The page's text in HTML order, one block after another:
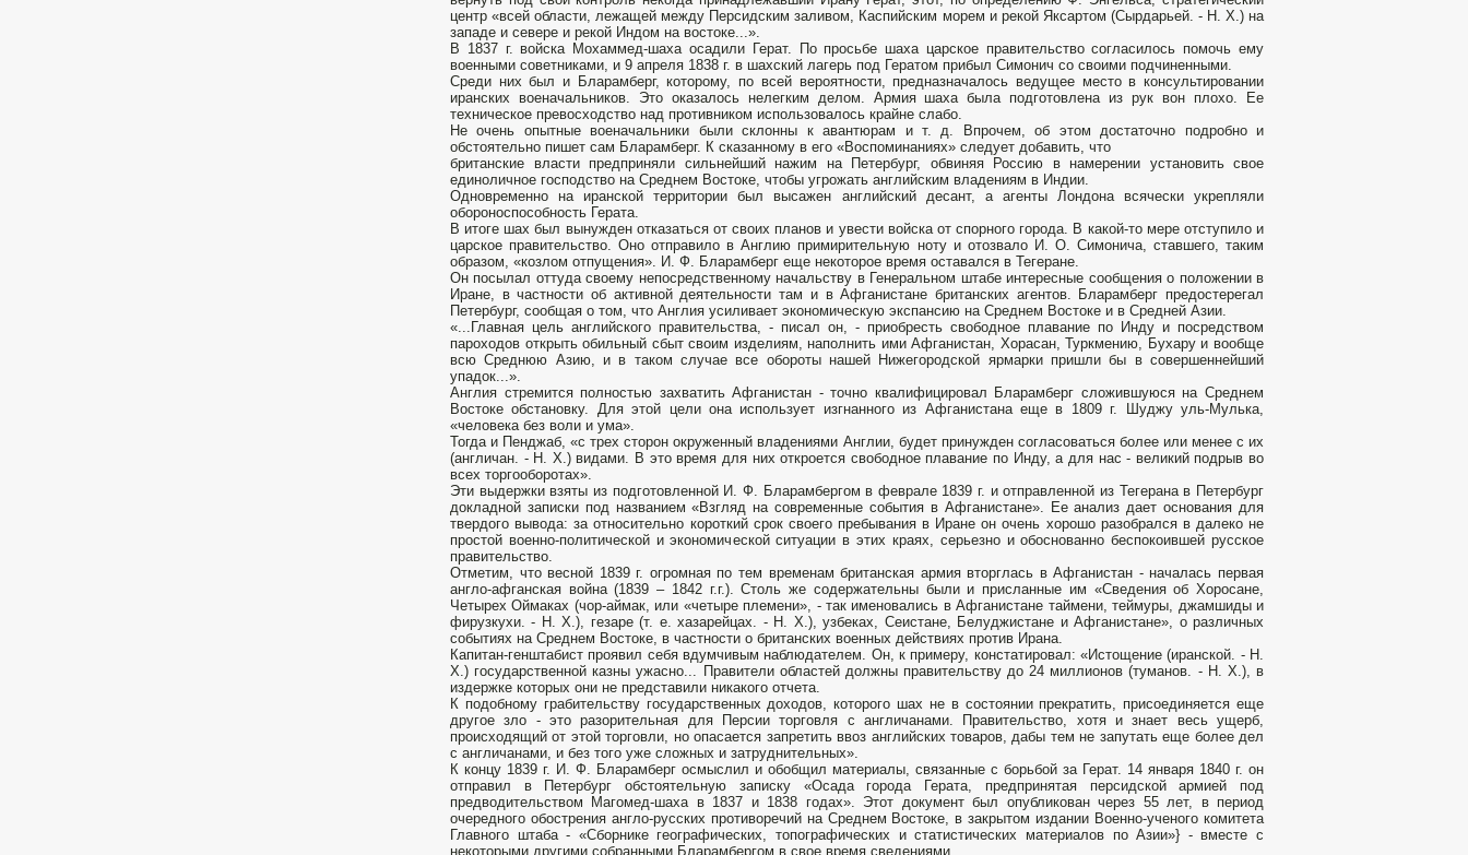
центр «всей области, лежащей между Персидским заливом, Каспийским морем и рекой Яксартом (Сырдарьей. - Н. X.) на
западе и севере и рекой Индом на востоке...».
В 1837 г. войска Мохаммед-шаха осадили Герат. По просьбе шаха царское правительство согласилось помочь ему
военными советниками, и 9 апреля 1838 г. в шахский лагерь под Гератом прибыл Симонич со своими подчиненными.
Среди них был и Бларамберг, которому, по всей вероятности, предназначалось ведущее место в консультировании
иранских военачальников. Это оказалось нелегким делом. Армия шаха была подготовлена из рук вон плохо. Ее
техническое превосходство над противником использовалось крайне слабо.
Не очень опытные военачальники были склонны к авантюрам и т. д. Впрочем, об этом достаточно подробно и
обстоятельно пишет сам Бларамберг. К сказанному в его «Воспоминаниях» следует добавить, что
британские власти предприняли сильнейший нажим на Петербург, обвиняя Россию в намерении установить свое
единоличное господство на Среднем Востоке, чтобы угрожать английским владениям в Индии.
Одновременно на иранской территории был высажен английский десант, а агенты Лондона всячески укрепляли
обороноспособность Герата.
В итоге шах был вынужден отказаться от своих планов и увести войска от спорного города. В какой-то мере отступило и
царское правительство. Оно отправило в Англию примирительную ноту и отозвало И. О. Симонича, ставшего, таким
образом, «козлом отпущения». И. Ф. Бларамберг еще некоторое время оставался в Тегеране.
Он посылал оттуда своему непосредственному начальству в Генеральном штабе интересные сообщения о положении в
Иране, в частности об активной деятельности там и в Афганистане британских агентов. Бларамберг предостерегал
Петербург, сообщая о том, что Англия усиливает экономическую экспансию на Среднем Востоке и в Средней Азии.
«...Главная цель английского правительства, - писал он, - приобресть свободное плавание по Инду и посредством
пароходов открыть обильный сбыт своим изделиям, наполнить ими Афганистан, Хорасан, Туркмению, Бухару и вообще
всю Среднюю Азию, и в таком случае все обороты нашей Нижегородской ярмарки пришли бы в совершеннейший
упадок...».
Англия стремится полностью захватить Афганистан - точно квалифицировал Бларамберг сложившуюся на Среднем
Востоке обстановку. Для этой цели она использует изгнанного из Афганистана еще в 1809 г. Шуджу уль-Мулька,
«человека без воли и ума».
Тогда и Пенджаб, «с трех сторон окруженный владениями Англии, будет принужден согласоваться более или менее с их
(англичан. - Н. X.) видами. В это время для них откроется свободное плавание по Инду, а для нас - великий подрыв во
всех торгооборотах».
Эти выдержки взяты из подготовленной И. Ф. Бларамбергом в феврале 1839 г. и отправленной из Тегерана в Петербург
докладной записки под названием «Взгляд на современные события в Афганистане». Ее анализ дает основания для
твердого вывода: за относительно короткий срок своего пребывания в Иране он очень хорошо разобрался в далеко не
простой военно-политической и экономической ситуации в этих краях, серьезно и обоснованно беспокоившей русское
правительство.
Отметим, что весной 1839 г. огромная по тем временам британская армия вторглась в Афганистан - началась первая
англо-афганская война (1839 – 1842 г.г.). Столь же содержательны были и присланные им «Сведения об Хоросане,
Четырех Оймаках (чор-аймак, или «четыре племени», - так именовались в Афганистане таймени, теймуры, джамшиды и
фирузкухи. - Н. X.), гезаре (т. е. хазарейцах. - Н. X.), узбеках, Сеистане, Белуджистане и Афганистане», о различных
событиях на Среднем Востоке, в частности о британских военных действиях против Ирана.
Капитан-генштабист проявил себя вдумчивым наблюдателем. Он, к примеру, констатировал: «Истощение (иранской. - Н.
X.) государственной казны ужасно... Правители областей должны правительству до 24 миллионов (туманов. - Н. X.), в
издержке которых они не представили никакого отчета.
К подобному грабительству государственных доходов, которого шах не в состоянии прекратить, присоединяется еще
другое зло - это разорительная для Персии торговля с англичанами. Правительство, хотя и знает весь ущерб,
происходящий от этой торговли, но опасается запретить ввоз английских товаров, дабы тем не запутать еще более дел
с англичанами, и без того уже сложных и затруднительных».
К концу 1839 г. И. Ф. Бларамберг осмыслил и обобщил материалы, связанные с борьбой за Герат. 14 января 1840 г. он
отправил в Петербург обстоятельную записку «Осада города Герата, предпринятая персидской армией под
предводительством Магомед-шаха в 1837 и 1838 годах». Этот документ был опубликован через 55 лет, в период
очередного обострения англо-русских противоречий на Среднем Востоке, в закрытом издании Военно-ученого комитета
Главного штаба - «Сборнике географических, топографических и статистических материалов по Азии»} - вместе с
некоторыми другими собранными Бларамбергом в свое время сведениями.